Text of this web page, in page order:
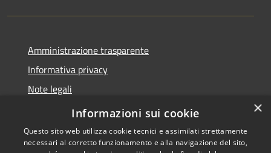
Amministrazione trasparente
Informativa privacy
Note legali
Dichiarazione di accessibilità
×
Informazioni sui cookie
Questo sito web utilizza cookie tecnici e assimilati strettamente
necessari al corretto funzionamento e alla navigazione del sito,